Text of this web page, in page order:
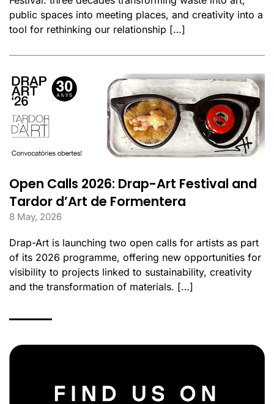
public spaces into meeting places, and creativity into a
tool for rethinking our relationship […]
Open Calls 2026: Drap-Art Festival and
Tardor d’Art de Formentera
8 May, 2026
Drap-Art is launching two open calls for artists as part
of its 2026 programme, offering new opportunities for
visibility to projects linked to sustainability, creativity
and the transformation of materials. […]